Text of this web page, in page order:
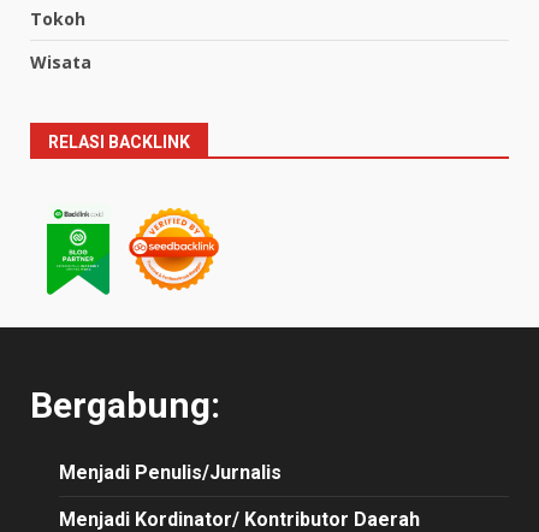
Tokoh
Wisata
RELASI BACKLINK
Bergabung:
Menjadi Penulis/Jurnalis
Menjadi Kordinator/ Kontributor Daerah